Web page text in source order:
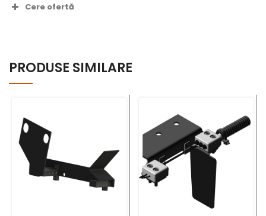
Cere ofertă
Nume complet *
Număr telefon *
Adresă Email *
PRODUSE SIMILARE